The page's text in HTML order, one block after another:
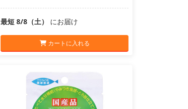
最短 8/8（土） にお届け
カートに入れる